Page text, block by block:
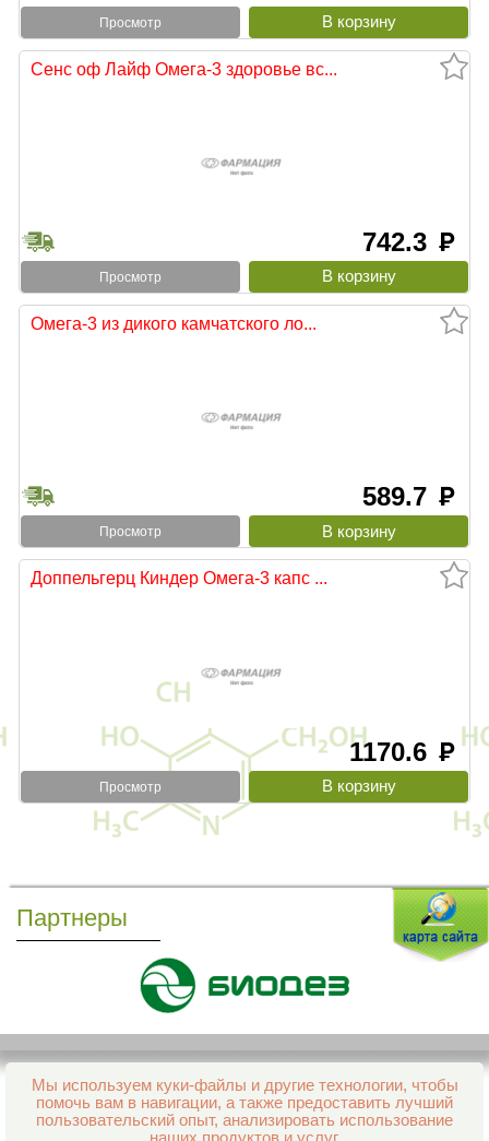
Просмотр
Сенс оф Лайф Омега-3 здоровье вс...
742.3 руб
Просмотр
Омега-3 из дикого камчатского ло...
589.7 руб
Просмотр
Доппельгерц Киндер Омега-3 капс ...
1170.6 руб
Просмотр
Партнеры
Мы используем куки-файлы и другие технологии, чтобы
помочь вам в навигации, а также предоставить лучший
пользовательский опыт, анализировать использование
Все права защищены и охраняются законом
© 2013–2026 Интернет-аптека Фармация
support@aptekapenza.ru